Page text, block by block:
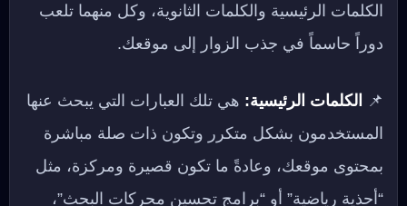
الكلمات الرئيسية والكلمات الثانوية، وكل منهما تلعب
دوراً حاسماً في جذب الزوار إلى موقعك.
📌 الكلمات الرئيسية: هي تلك العبارات التي يبحث عنها
المستخدمون بشكل متكرر وتكون ذات صلة مباشرة
بمحتوى موقعك، وعادةً ما تكون قصيرة ومركزة، مثل
“أحذية رياضية” أو “برامج تحسين محركات البحث”،